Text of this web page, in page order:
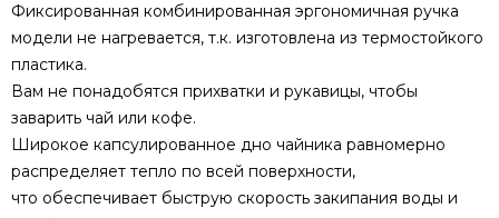
Фиксированная комбинированная эргономичная ручка
модели не нагревается, т.к. изготовлена из термостойкого
пластика.
Вам не понадобятся прихватки и рукавицы, чтобы
заварить чай или кофе.
Широкое капсулированное дно чайника равномерно
распределяет тепло по всей поверхности,
что обеспечивает быструю скорость закипания воды и